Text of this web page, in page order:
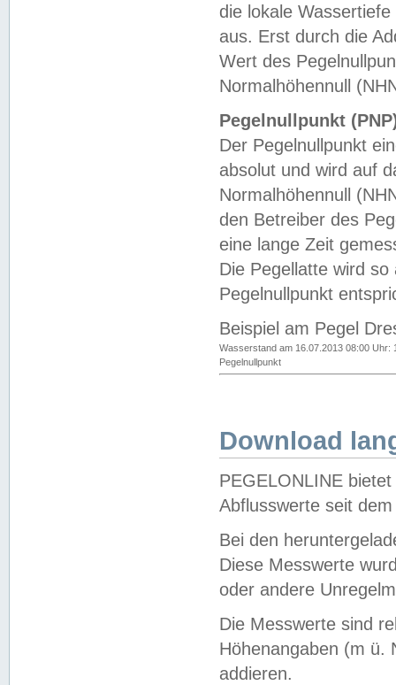
die lokale
aus. Erst durch die
Wert des
Normalhöhennull
Pegelnullpunkt
Der Pegelnullpunkt
absolut und wird auf
Normalhöhennull
den Betreiber des
eine lange Zeit
Die Pegellatte wird
Pegelnullpunkt
Beispiel am Pegel
Wasserstand am 16.07.2013 08:00 Uhr:
Pegelnullpunkt
Download
PEGELONLINE
Abflusswerte seit
Bei den
Diese Messwerte
oder andere
Die Messwerte sind
Höhenangaben (m ü.
addieren.